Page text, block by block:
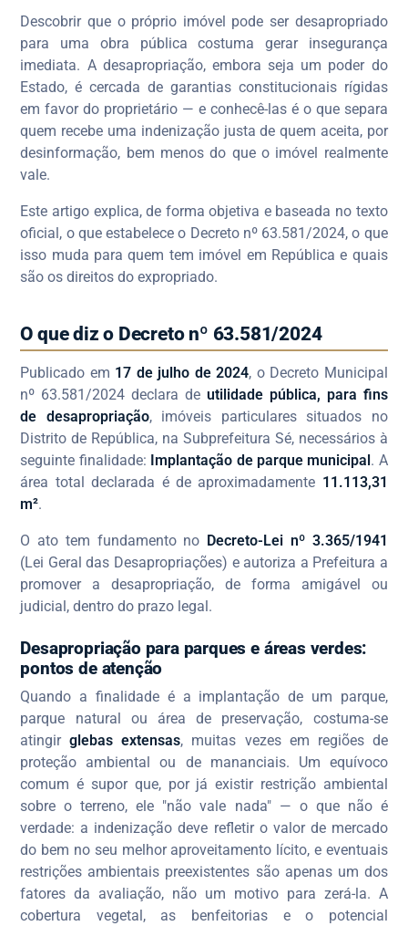
Descobrir que o próprio imóvel pode ser desapropriado
para uma obra pública costuma gerar insegurança
imediata. A desapropriação, embora seja um poder do
Estado, é cercada de garantias constitucionais rígidas
em favor do proprietário — e conhecê-las é o que separa
quem recebe uma indenização justa de quem aceita, por
desinformação, bem menos do que o imóvel realmente
vale.
Este artigo explica, de forma objetiva e baseada no texto
oficial, o que estabelece o Decreto nº 63.581/2024, o que
isso muda para quem tem imóvel em República e quais
são os direitos do expropriado.
O que diz o Decreto nº 63.581/2024
Publicado em 17 de julho de 2024, o Decreto Municipal
nº 63.581/2024 declara de utilidade pública, para fins
de desapropriação, imóveis particulares situados no
Distrito de República, na Subprefeitura Sé, necessários à
seguinte finalidade: Implantação de parque municipal . A
área total declarada é de aproximadamente 11.113,31
m².
O ato tem fundamento no Decreto-Lei nº 3.365/1941
(Lei Geral das Desapropriações) e autoriza a Prefeitura a
promover a desapropriação, de forma amigável ou
judicial, dentro do prazo legal.
Desapropriação para parques e áreas verdes:
pontos de atenção
Quando a finalidade é a implantação de um parque,
parque natural ou área de preservação, costuma-se
atingirglebas extensas, muitas vezes em regiões de
proteção ambiental ou de mananciais. Um equívoco
comum é supor que, por já existir restrição ambiental
sobre o terreno, ele "não vale nada" — o que não é
verdade: a indenização deve refletir o valor de mercado
do bem no seu melhor aproveitamento lícito, e eventuais
restrições ambientais preexistentes são apenas um dos
fatores da avaliação, não um motivo para zerá-la. A
cobertura vegetal, as benfeitorias e o potencial